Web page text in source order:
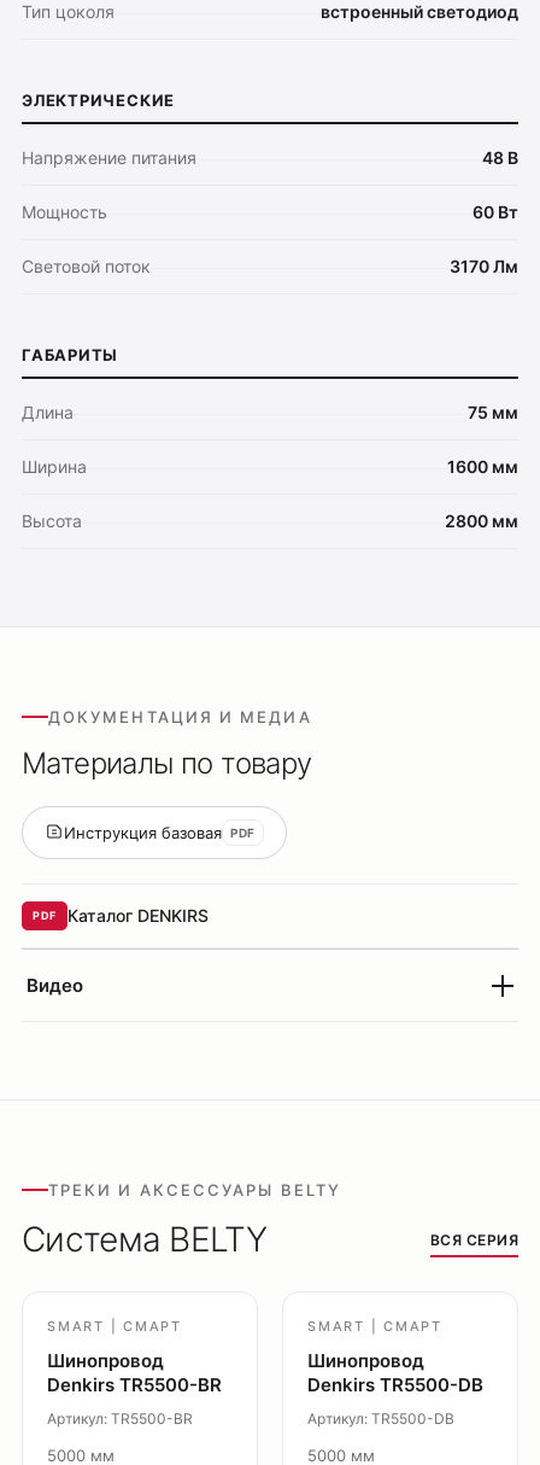
Тип цоколя встроенный светодиод
ЭЛЕКТРИЧЕСКИЕ
Напряжение питания 48 В
Мощность 60 Вт
Световой поток 3170 Лм
ГАБАРИТЫ
Длина 75 мм
Ширина 1600 мм
Высота 2800 мм
ДОКУМЕНТАЦИЯ И МЕДИА
Материалы по товару
Инструкция базовая PDF
PDF Каталог DENKIRS
Видео
ТРЕКИ И АКСЕССУАРЫ BELTY
Система BELTY ВСЯ СЕРИЯ
SMART | СМАРТ
Шинопровод
Denkirs TR5500-BR
Артикул: TR5500-BR
5000 мм
SMART | СМАРТ
Шинопровод
Denkirs TR5500-DB
Артикул: TR5500-DB
5000 мм
Подсветка ступеней
Потолочные накладные
Ремневая система Belty
Точечные светильники
Настенные светильники
Уличное освещение
Система Solid
Модуль Slim LED
Профиль Slott
Система Belty
Профиль Smart ONE
Светильники Orbit